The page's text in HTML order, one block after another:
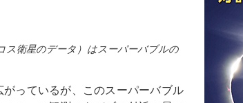
ス衛星のデータ）はスーパーバブルの
っているが、このスーパーバブル